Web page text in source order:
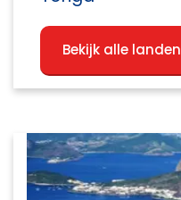
Bekijk alle landen